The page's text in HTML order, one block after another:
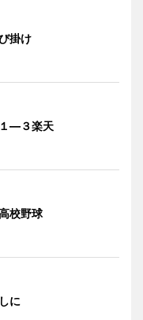
掛け
―３楽天
校野球
に